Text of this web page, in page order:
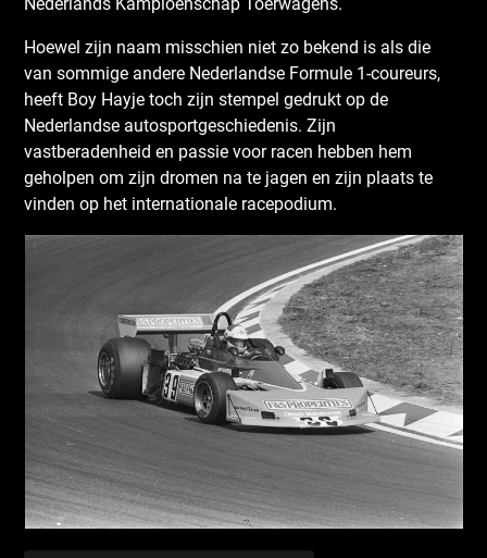
Hoewel zijn naam misschien niet zo bekend is als die
van sommige andere Nederlandse Formule 1-coureurs,
heeft Boy Hayje toch zijn stempel gedrukt op de
Nederlandse autosportgeschiedenis. Zijn
vastberadenheid en passie voor racen hebben hem
geholpen om zijn dromen na te jagen en zijn plaats te
vinden op het internationale racepodium.